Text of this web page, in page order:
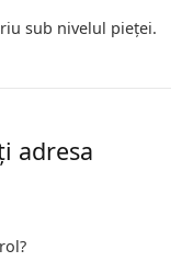
sub nivelul pieței.
adresa